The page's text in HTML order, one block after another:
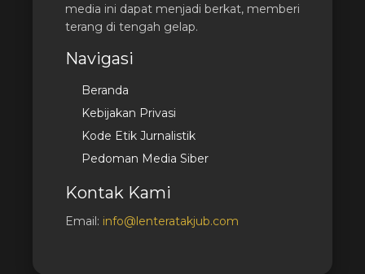
media ini dapat menjadi berkat, memberi
terang di tengah gelap.
Navigasi
Beranda
Kebijakan Privasi
Kode Etik Jurnalistik
Pedoman Media Siber
Kontak Kami
Email: info@lenteratakjub.com